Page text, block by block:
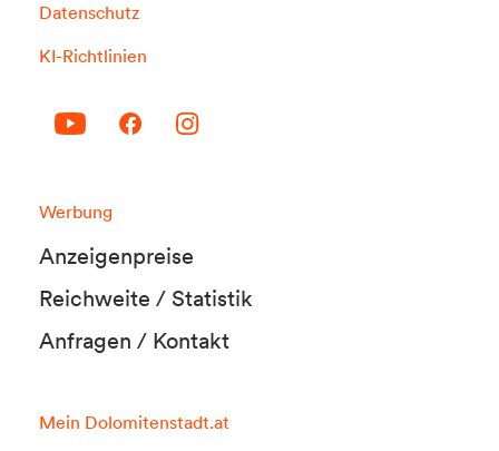
Datenschutz
KI-Richtlinien
Werbung
Anzeigenpreise
Reichweite / Statistik
Anfragen / Kontakt
Mein Dolomitenstadt.at